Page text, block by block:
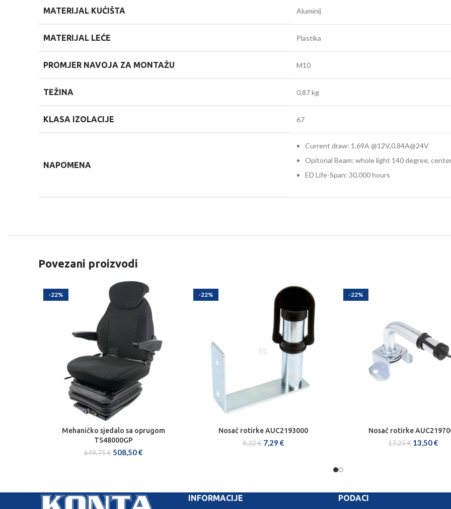
MATERIJAL KUĆIŠTA Aluminij
MATERIJAL LEĆE Plastika
PROMJER NAVOJA ZA MONTAŽU M10
TEŽINA 0,87 kg
KLASA IZOLACIJE 67
NAPOMENA
Current draw: 1.69A @12V,0.84A@24V
Opitonal Beam: whole light 140 degree,
ED Life-Span: 30,000 hours
Povezani proizvodi
-22%
DODAJ U KOŠARICU
Mehaničko sjedalo sa oprugom
TS48000GP
649,75€ 508,50€
-22%
DODAJ U KOŠARICU
Nosač rotirke AUC2193000
9,32€ 7,29 €
-22%
DODAJ U KOŠARICU
Nosač rotirke
17,25€ 13,50€
INFORMACIJE PODACI